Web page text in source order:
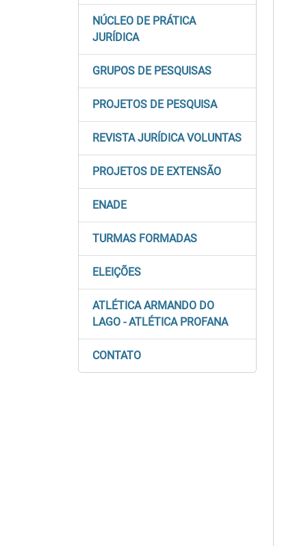
NÚCLEO DE PRÁTICA
JURÍDICA
GRUPOS DE PESQUISAS
PROJETOS DE PESQUISA
REVISTA JURÍDICA VOLUNTAS
PROJETOS DE EXTENSÃO
ENADE
TURMAS FORMADAS
ELEIÇÕES
ATLÉTICA ARMANDO DO
LAGO - ATLÉTICA PROFANA
CONTATO